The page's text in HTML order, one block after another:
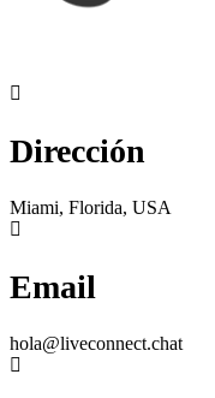
Dirección
Miami, Florida, USA
Email
hola@liveconnect.chat